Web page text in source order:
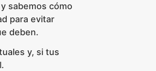
sabemos cómo
para evitar
deben.
y, si tus